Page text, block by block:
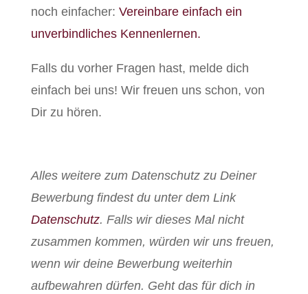
noch einfacher: Vereinbare einfach ein
unverbindliches Kennenlernen.
Falls du vorher Fragen hast, melde dich
einfach bei uns! Wir freuen uns schon, von
Dir zu hören.
Alles weitere zum Datenschutz zu Deiner
Bewerbung findest du unter dem Link
Datenschutz. Falls wir dieses Mal nicht
zusammen kommen, würden wir uns freuen,
wenn wir deine Bewerbung weiterhin
aufbewahren dürfen. Geht das für dich in